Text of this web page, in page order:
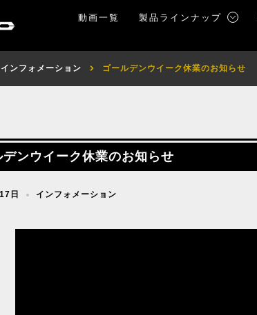
動画一覧 製品ラインナップ
インフォメーション ゴールデンウイーク休業のお知らせ
デンウイーク休業のお知らせ
日 インフォメーション